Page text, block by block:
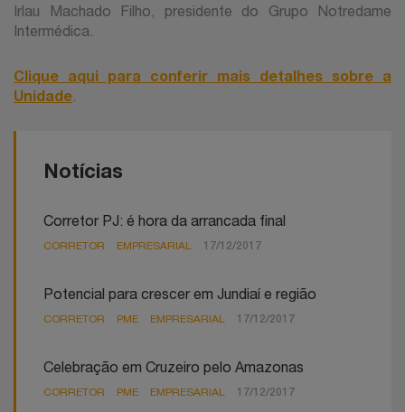
Irlau Machado Filho, presidente do Grupo Notredame
Intermédica.
Clique aqui para conferir mais detalhes sobre a
Unidade
Notícias
Corretor PJ: é hora da arrancada final
CORRETOR EMPRESARIAL 17/12/2017
Potencial para crescer em Jundiaí e região
CORRETOR PME EMPRESARIAL 17/12/2017
Celebração em Cruzeiro pelo Amazonas
CORRETOR PME EMPRESARIAL 17/12/2017